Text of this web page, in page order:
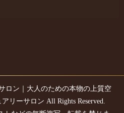
ロン｜大人のための本物の上質空
リーサロン All Rights Reserved.